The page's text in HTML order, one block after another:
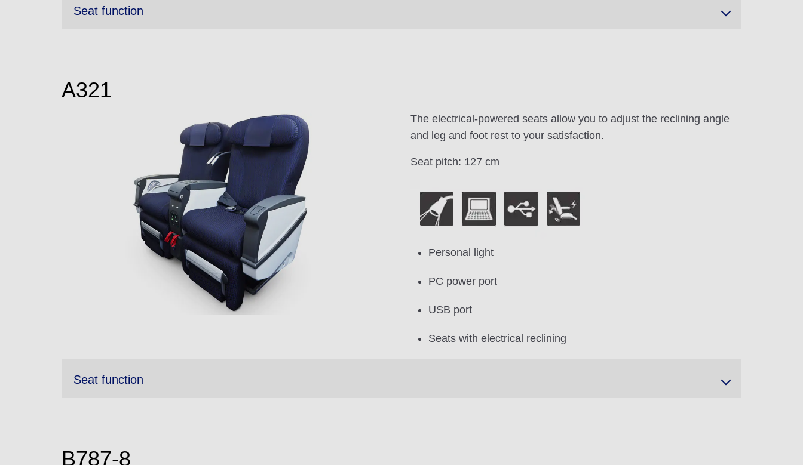
Seat function
A321
The electrical-powered seats allow you to adjust the reclining angle
and leg and foot rest to your satisfaction.
Seat pitch: 127 cm
Personal light
PC power port
USB port
Seats with electrical reclining
Seat function
B787-8